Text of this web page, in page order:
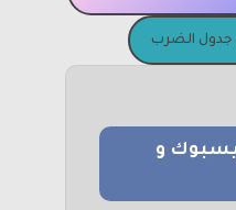
جدول الضرب
و